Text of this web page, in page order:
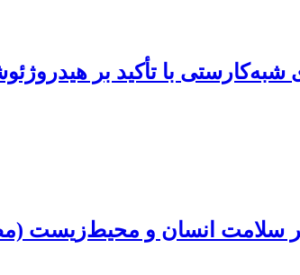
با تأکید بر
بر سلامت انسان و محیط‌زیست